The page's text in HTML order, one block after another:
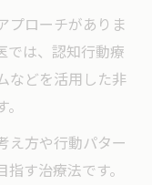
プローチがありま
では、認知行動療
などを活用した非
え方や行動パター
す治療法です。